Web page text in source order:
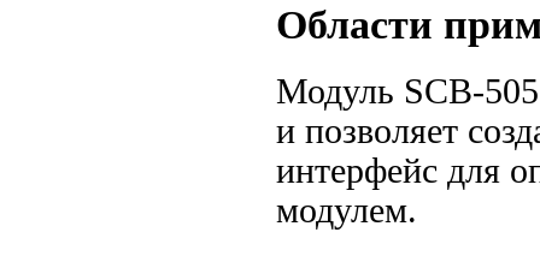
Области
Модуль SCB-505
и позволяет
интерфейс для
модулем.